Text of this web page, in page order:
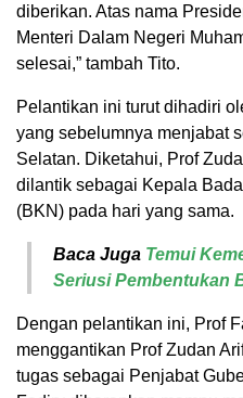
diberikan. Atas nama
Menteri Dalam Negeri
selesai,” tambah Tito.
Pelantikan ini turut dihadiri
yang sebelumnya menjabat
Selatan. Diketahui, Prof
dilantik sebagai Kepala
(BKN) pada hari yang sama.
Baca Juga Temui
Seriusi Pembentukan
Dengan pelantikan ini, Prof
menggantikan Prof Zudan
tugas sebagai Penjabat